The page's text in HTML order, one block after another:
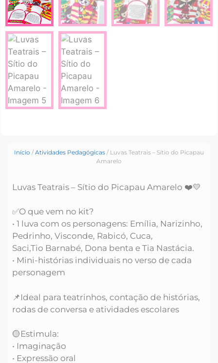
Início / Atividades Pedagógicas / Luvas Teatrais – Sítio do Picapau
Amarelo
Luvas Teatrais – Sítio do Picapau Amarelo ❤️💛
✅O que vem no kit?
• 1 luva com os personagens: Emília, Narizinho,
Pedrinho, Visconde, Rabicó, Cuca,
Saci,Tio Barnabé, Dona benta e Tia Nastácia.
• Mini-histórias individuais no verso de cada
personagem
📌Ideal para teatrinhos, contação de histórias,
rodas de conversa e atividades escolares
🟡Estimula:
• Imaginação
• Expressão oral